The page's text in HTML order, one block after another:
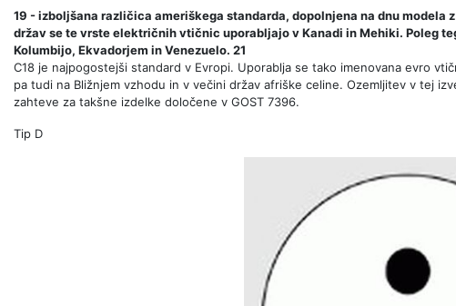
19 - izboljšana različica ameriškega standarda, dopolnjena na dnu
držav se te vrste električnih vtičnic uporabljajo v Kanadi in Mehiki. Poleg
Kolumbijo, Ekvadorjem in Venezuelo. 21
C18 je najpogostejši standard v Evropi. Uporablja se tako imenovana evro
pa tudi na Bližnjem vzhodu in v večini držav afriške celine. Ozemljitev v tej
zahteve za takšne izdelke določene v GOST 7396.
Tip D